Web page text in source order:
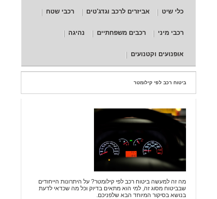
כלי שיט אביזרים לרכב וגדג'טים רכבי שטח
רכבי מיני רכבים משפחתיים נהיגה
אופנועים וקטנועים
ביטוח רכב לפי קילומטר
מה זה למעשה ביטוח רכב לפי קילומטר? על היתרונות הייחודים
שבביטוח מסוג זה, למי הוא מתאים בדיוק וכל מה שכדאי לדעת
בנושא בסיקור המיוחד הבא שלפניכם.